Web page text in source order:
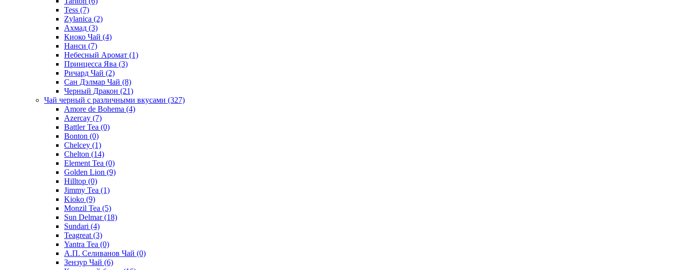
Tess (7)
Zylanica (2)
Ахмад (3)
Киоко Чай (4)
Нанси (7)
Небесный Аромат (1)
Принцесса Ява (3)
Ричард Чай (2)
Сан Дэлмар Чай (8)
Черный Дракон (21)
Чай черный с различными вкусами (327)
Amore de Bohema (4)
Azercay (7)
Battler Tea (0)
Bonton (0)
Chelcey (1)
Chelton (14)
Element Tea (0)
Golden Lion (9)
Hilltop (0)
Jimmy Tea (1)
Kioko (9)
Monzil Tea (5)
Sun Delmar(18)
Sundari (4)
Teagreat (3)
Yantra Tea (0)
А.П. Селиванов Чай (0)
Зензур Чай (6)